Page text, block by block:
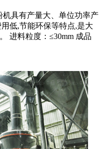
机具有产量大、单位功率产
低,节能环保等特点,是大
进料粒度：≤30mm 成品